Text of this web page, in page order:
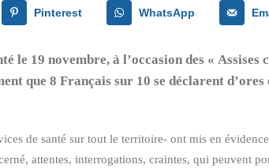
Pinterest WhatsApp
19 novembre, à l’occasion des « Assises
que 8 Français sur 10 se déclarent
de santé sur tout le territoire- ont mis en
attentes, interrogations, craintes, qui peuvent